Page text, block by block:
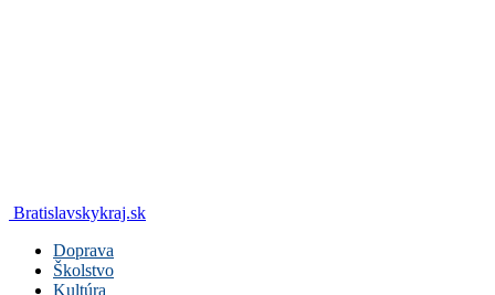
Bratislavskykraj.sk
Doprava
Školstvo
Kultúra